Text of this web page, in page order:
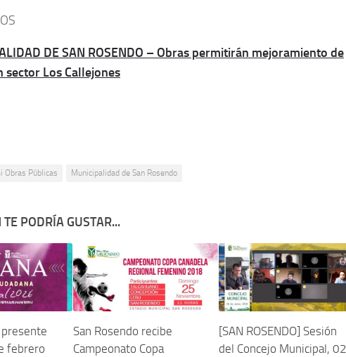
DE SAN ROSENDO – Obras permitirán mejoramiento de
sector Los Callejones
Obras Públicas Municipalidad de San Rosendo
PODRÍA GUSTAR...
febrero
San Rosendo recibe
Campeonato Copa
[SAN ROSENDO] Sesión
del Concejo Municipal, 02